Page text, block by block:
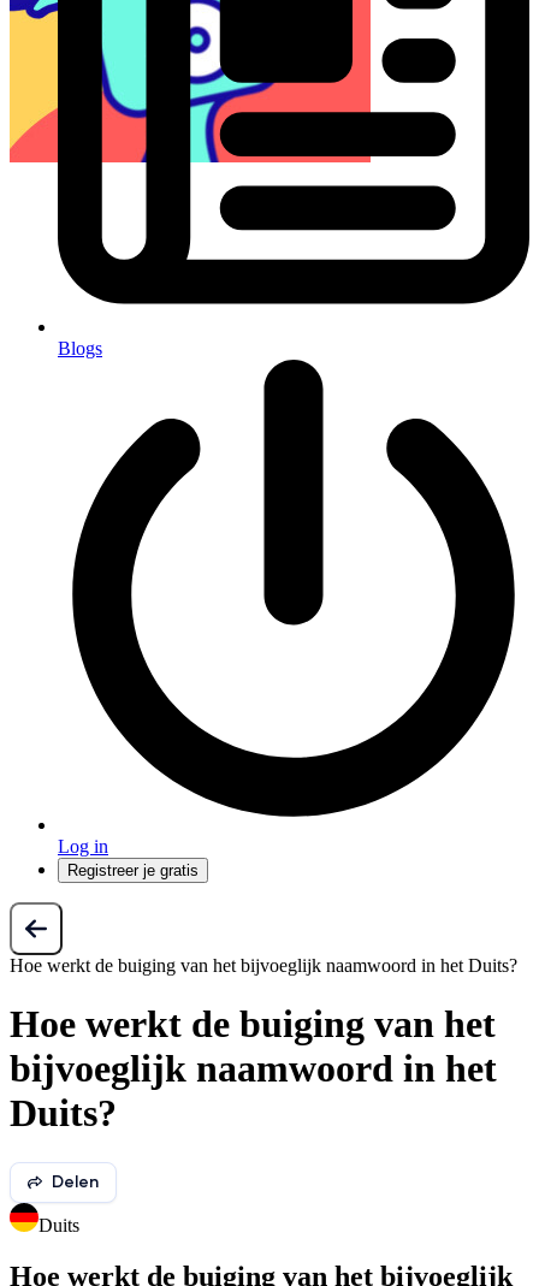
Blogs
Log in
Registreer je gratis
Hoe werkt de buiging van het bijvoeglijk naamwoord in het Duits?
Hoe werkt de buiging van het
bijvoeglijk naamwoord in het
Duits?
Delen
Duits
Hoe werkt de buiging van het bijvoeglijk